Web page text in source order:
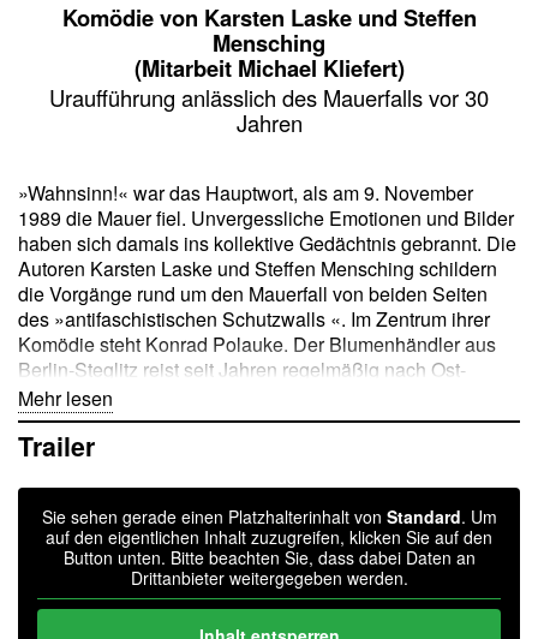
Komödie von Karsten Laske und Steffen
Mensching
(Mitarbeit Michael Kliefert)
Uraufführung anlässlich des Mauerfalls vor 30
Jahren
»Wahnsinn!« war das Hauptwort, als am 9. November
1989 die Mauer fiel. Unvergessliche Emotionen und Bilder
haben sich damals ins kollektive Gedächtnis gebrannt. Die
Autoren Karsten Laske und Steffen Mensching schildern
die Vorgänge rund um den Mauerfall von beiden Seiten
des »antifaschistischen Schutzwalls «. Im Zentrum ihrer
Komödie steht Konrad Polauke. Der Blumenhändler aus
Berlin-Steglitz reist seit Jahren regelmäßig nach Ost-
Berlin, weniger um Mokkafix-Kaffee zu schlürfen und
Goldbroiler zu zerrupfen, mehr wegen der geschäftlichen
und geschlechtlichen Beziehungen, die er dort unterhält
tausende DDR-Bürger über die ungarisch-österreichische
Grenze die Flocke machen oder über Prager
Botschaftszäune klettern, spürt der Florist Gefahr im
Verzug. Soll sein florierendes Geschäftsmodell durch den
Flüchtlingsansturm nicht den Bach runter gehen, muss er
handeln. Polauke fährt in die Hauptstadt der DDR mit der
Mehr lesen
Trailer
Sie sehen gerade einen Platzhalterinhalt von Standard. Um
auf den eigentlichen Inhalt zuzugreifen, klicken Sie auf den
Button unten. Bitte beachten Sie, dass dabei Daten an
Drittanbieter weitergegeben werden.